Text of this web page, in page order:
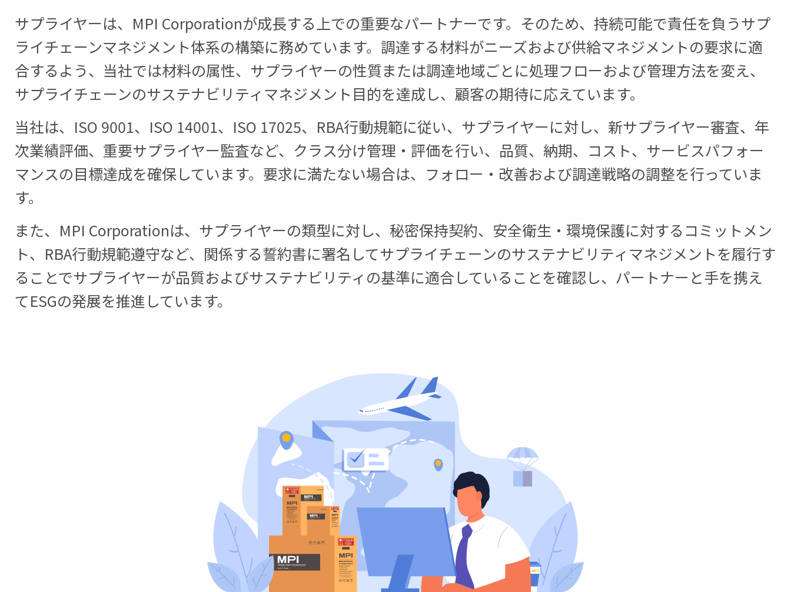
サプライヤーは、MPI Corporationが成長する上での重要なパートナーです。そのため、持続可能で責任を負うサプ
ライチェーンマネジメント体系の構築に務めています。調達する材料がニーズおよび供給マネジメントの要求に適
合するよう、当社では材料の属性、サプライヤーの性質または調達地域ごとに処理フローおよび管理方法を変え、
サプライチェーンのサステナビリティマネジメント目的を達成し、顧客の期待に応えています。
当社は、ISO 9001、ISO 14001、ISO 17025、RBA行動規範に従い、サプライヤーに対し、新サプライヤー審査、年
次業績評価、重要サプライヤー監査など、クラス分け管理・評価を行い、品質、納期、コスト、サービスパフォー
マンスの目標達成を確保しています。要求に満たない場合は、フォロー・改善および調達戦略の調整を行っていま
す。
また、MPI Corporationは、サプライヤーの類型に対し、秘密保持契約、安全衛生・環境保護に対するコミットメン
ト、RBA行動規範遵守など、関係する誓約書に署名してサプライチェーンのサステナビリティマネジメントを履行す
ることでサプライヤーが品質およびサステナビリティの基準に適合していることを確認し、パートナーと手を携え
てESGの発展を推進しています。